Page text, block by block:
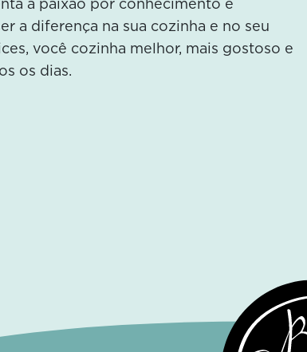
para
a paixão por conhecimento e
a diferença na sua cozinha e no seu
você cozinha melhor, mais gostoso e
os dias.